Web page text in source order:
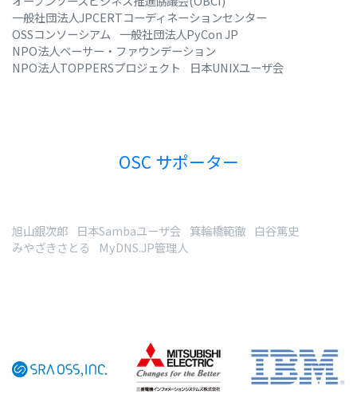
一般社団法人JPCERTコーディネーションセンター
OSSコンソーシアム 一般社団法人PyCon JP
NPO法人ベーサー・ファウンデーション
NPO法人TOPPERSプロジェクト
日本UNIXユーザ会
OSC サポーター
旭山銀次郎 日本Sambaユーザ会 箕輪橋範徹
白谷篤史
みやざきさとる
MyDNS.JP管理人